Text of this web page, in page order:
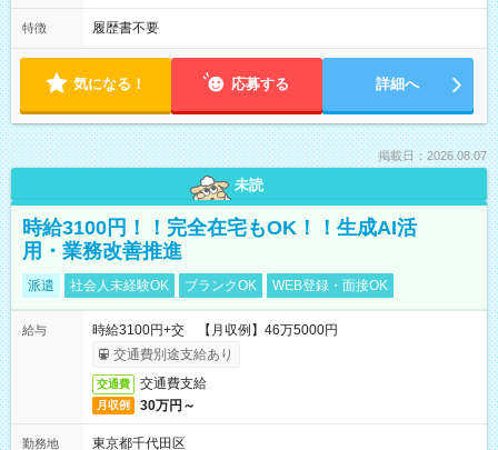
特徴 履歴書不要
気になる！ 応募する 詳細へ
掲載日：2026.08.07
未読
時給3100円！！完全在宅もOK！！生成AI活
用・業務改善推進
派遣 社会人未経験OK ブランクOK WEB登録・面接OK
給与
時給3100円+交 【月収例】46万5000円
交通費別途支給あり
交通費 交通費支給
月収例 30万円～
勤務地
東京都千代田区